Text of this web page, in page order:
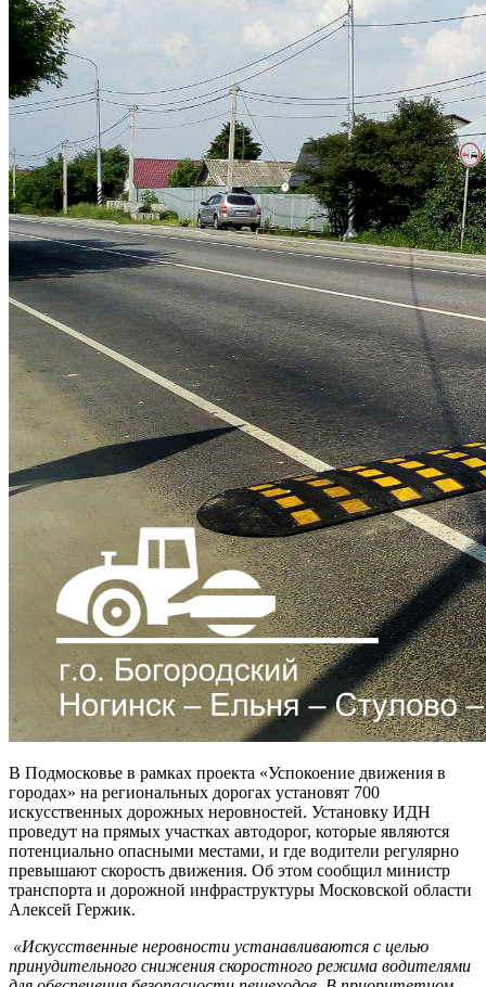
В Подмосковье в рамках проекта «Успокоение движения в
городах» на региональных дорогах установят 700
искусственных дорожных неровностей. Установку ИДН
проведут на прямых участках автодорог, которые являются
потенциально опасными местами, и где водители регулярно
превышают скорость движения. Об этом сообщил министр
транспорта и дорожной инфраструктуры Московской области
Алексей Гержик.
«Искусственные неровности устанавливаются с целью
принудительного снижения скоростного режима водителями